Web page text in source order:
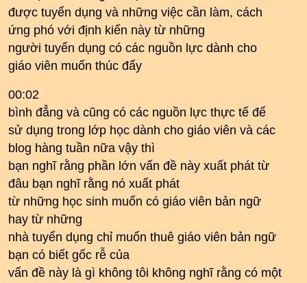
được tuyển dụng và những việc cần làm, cách
ứng phó với định kiến ​​này từ những
người tuyển dụng có các nguồn lực dành cho
giáo viên muốn thúc đẩy
00:02
bình đẳng và cũng có các nguồn lực thực tế để
sử dụng trong lớp học dành cho giáo viên và các
blog hàng tuần nữa vậy thì
bạn nghĩ rằng phần lớn vấn đề này xuất phát từ
đâu bạn nghĩ rằng nó xuất phát
từ những học sinh muốn có giáo viên bản ngữ
hay từ những
nhà tuyển dụng chỉ muốn thuê giáo viên bản ngữ
bạn có biết gốc rễ của
vấn đề này là gì không tôi không nghĩ rằng có một